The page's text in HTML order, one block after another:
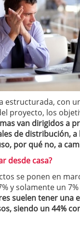
estructurada, con
proyecto, los
van dirigidos a
de distribución,
por qué no, a
desde casa?
se ponen en
y solamente un
suelen tener una
siendo un 44%